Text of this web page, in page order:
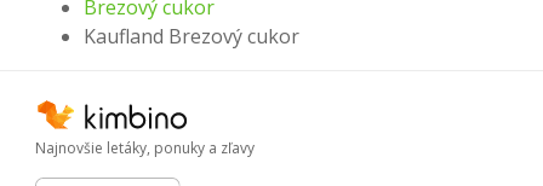
Brezový cukor
Kaufland Brezový cukor
Najnovšie letáky, ponuky a zľavy